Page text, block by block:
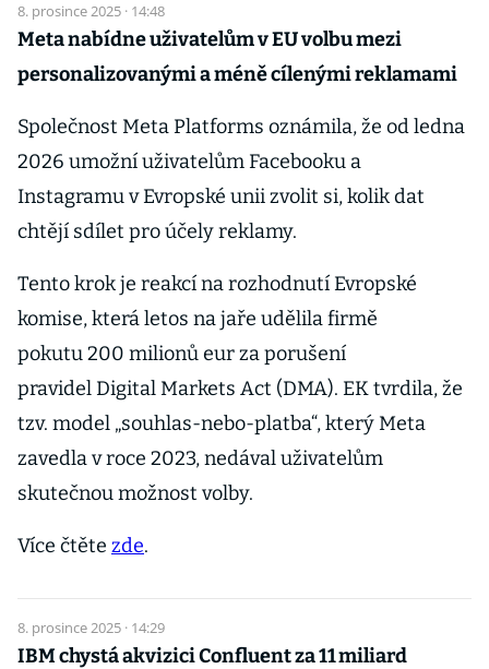
8. prosince 2025 · 14:48
Meta nabídne uživatelům v EU volbu mezi
personalizovanými a méně cílenými reklamami
Společnost Meta Platforms oznámila, že od ledna
2026 umožní uživatelům Facebooku a
Instagramu v Evropské unii zvolit si, kolik dat
chtějí sdílet pro účely reklamy.
Tento krok je reakcí na rozhodnutí Evropské
komise, která letos na jaře udělila firmě
pokutu 200 milionů eur za porušení
pravidel Digital Markets Act (DMA). EK tvrdila, že
tzv. model „souhlas-nebo-platba“, který Meta
zavedla v roce 2023, nedával uživatelům
skutečnou možnost volby.
Více čtěte zde.
8. prosince 2025 · 14:29
IBM chystá akvizici Confluent za 11 miliard